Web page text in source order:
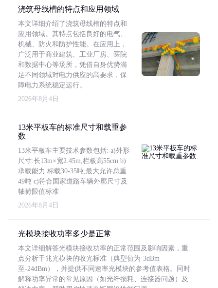
浇筑母线槽的特点和应用领域
本文详细介绍了浇筑母线槽的特点和
应用领域。其特点包括良好的电气、
机械、防火和防护性能。在应用上，
广泛用于商业建筑、工业厂房、医院
和数据中心等场所，凭借自身优势满
足不同领域对电力供应的高要求，保
障电力系统稳定运行。
2026年8月4日
13米平板车的标准尺寸和载重参
数
13米平板车主要技术参数包括: a)外形
尺寸:长13m×宽2.45m,栏板高55cm b)
承载能力:标载30-35吨,最大允许总重
49吨 c)符合国家道路车辆外廓尺寸及
轴荷限值标准
2026年8月4日
光模块接收功率多少是正常
本文详细解答光模块接收功率的正常范围及影响因素，重
点分析千兆光模块的收光标准（典型值为-3dBm
至-24dBm），并提供不同速率光模块的参考值表格。同时
解释功率异常的常见原因（如光纤损耗、连接器问题）及